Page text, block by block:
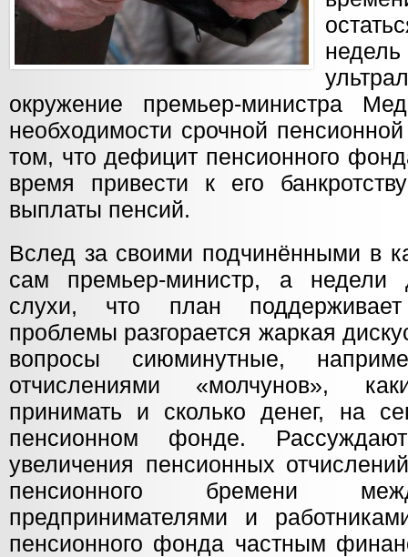
окружение премьер-министра
необходимости срочной
том, что дефицит пенсионного
время привести к его
выплаты пенсий.
Вслед за своими подчинёнными в
сам премьер-министр, а недели
слухи, что план поддерживает
проблемы разгорается жаркая
вопросы сиюминутные,
отчислениями «молчунов»,
принимать и сколько денег, на
пенсионном фонде.
увеличения пенсионных
пенсионного бремени
предпринимателями и
пенсионного фонда частным